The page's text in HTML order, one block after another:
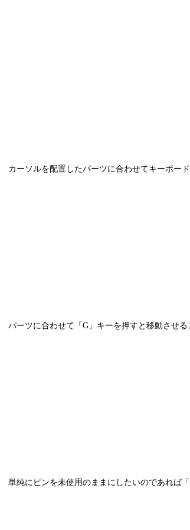
カーソルを配置したパーツに合わせてキーボー
パーツに合わせて「G」キーを押すと移動させ
単純にピンを未使用のままにしたいのであれば